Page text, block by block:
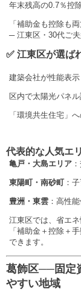
年末残高の0.7％控
「補助金も控除も
─ 江東区・30代ご
✅ 江東区が選ば
建築会社が性能表
区内で太陽光パネ
「環境共生住宅」
代表的な人気エ
亀戸・大島エリア
東陽町・南砂町 ：
豊洲・東雲 ：高性
江東区では、省エ
「補助金＋控除＋
できます。
葛飾区──固定
やすい地域